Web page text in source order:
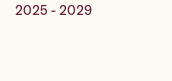
2025 - 2029